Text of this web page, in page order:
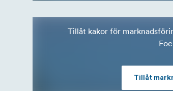
Tillåt kakor för
Tillåt